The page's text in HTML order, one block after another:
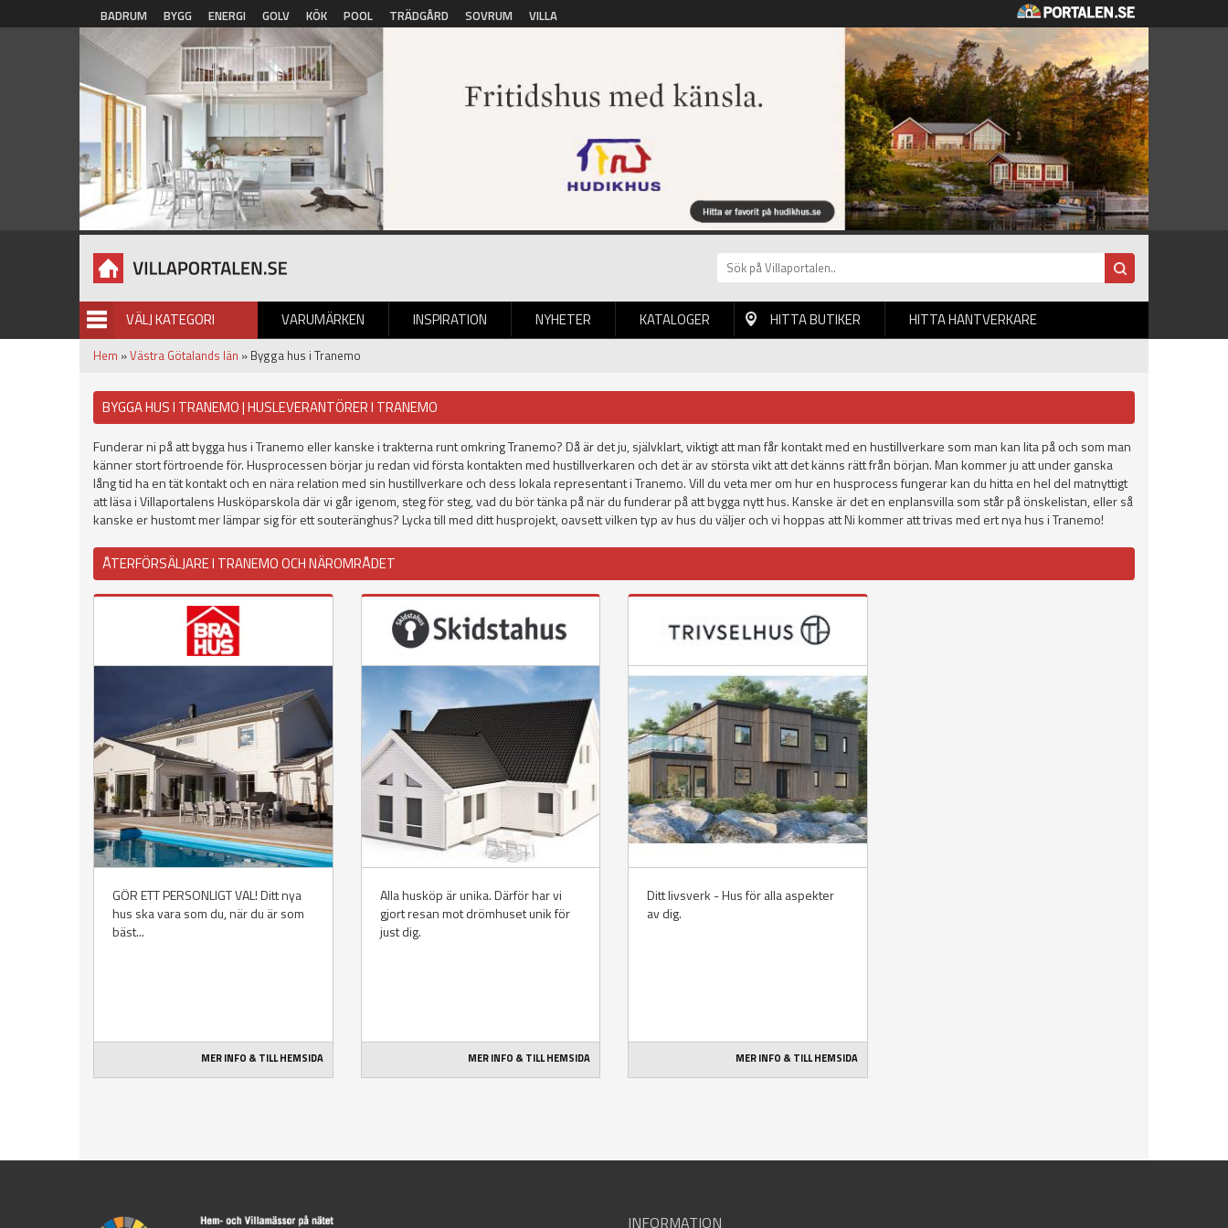
Hoppa till huvudinnehåll
BADRUM BYGG ENERGI GOLV KÖK POOL TRÄDGÅRD SOVRUM VILLA
VÄLJ KATEGORI VARUMÄRKEN INSPIRATION NYHETER
BILDGALLERI KATALOGER HITTA BUTIKER HITTA HANTVERKARE
Hem »Västra Götalands län » Bygga hus i Tranemo
BYGGA HUS I TRANEMO | HUSLEVERANTÖRER I TRANEMO
Funderar ni på att bygga hus i Tranemo eller kanske i trakterna runt omkring Tranemo? Då är det ju, självklart, viktigt att man får kontakt med en hustillverkare som man kan lita på och som man
känner stort förtroende för. Husprocessen börjar ju redan vid första kontakten med hustillverkaren och det är av största vikt att det känns rätt från början. Man kommer ju att under ganska
lång tid ha en tät kontakt och en nära relation med sin hustillverkare och dess lokala representant i Tranemo. Vill du veta mer om hur en husprocess fungerar kan du hitta en hel del matnyttigt
att läsa i Villaportalens Husköparskola där vi går igenom, steg för steg, vad du bör tänka på när du funderar på att bygga nytt hus. Kanske är det en enplansvilla som står på önskelistan, eller så
kanske er hustomt mer lämpar sig för ett souteränghus? Lycka till med ditt husprojekt, oavsett vilken typ av hus du väljer och vi hoppas att Ni kommer att trivas med ert nya hus i Tranemo!
ÅTERFÖRSÄLJARE I TRANEMO OCH NÄROMRÅDET
GÖR ETT PERSONLIGT VAL! Ditt nya
hus ska vara som du, när du är som
bäst...
MER INFO & TILL HEMSIDA
Alla husköp är unika. Därför har vi
gjort resan mot drömhuset unik för
just dig.
MER INFO & TILL HEMSIDA
Ditt livsverk - Hus för alla aspekter
av dig.
MER INFO & TILL HEMSIDA
INFORMATION